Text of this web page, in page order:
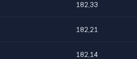
182,33
182,21
182,14